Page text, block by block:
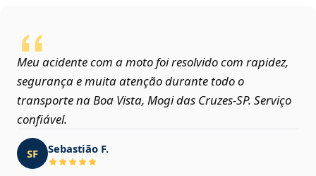
Meu acidente com a moto foi resolvido com rapidez,
segurança e muita atenção durante todo o
transporte na Boa Vista, Mogi das Cruzes‑SP. Serviço
confiável.
SF Sebastião F.